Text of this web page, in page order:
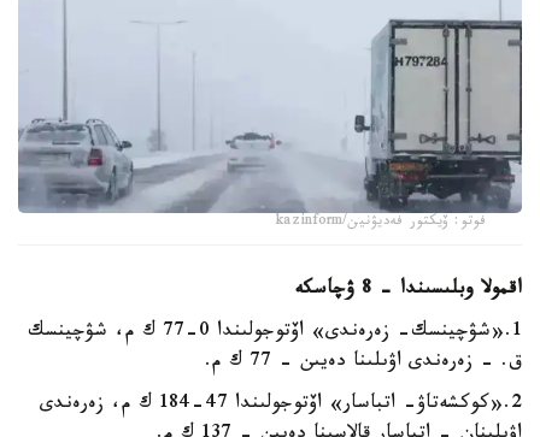
فوتو: ۆيكتور فەديۋنين/kazinform
اقمولا وبلىسىندا - 8 ۋچاسكە
1.«شۋچينسك- زەرەندى» اۆتوجولىندا 0-77 ك م، شۋچينسك
ق. - زەرەندى اۋىلىنا دەيىن - 77 ك م.
2.«كوكشەتاۋ- اتباسار» اۆتوجولىندا 47-184 ك م، زەرەندى